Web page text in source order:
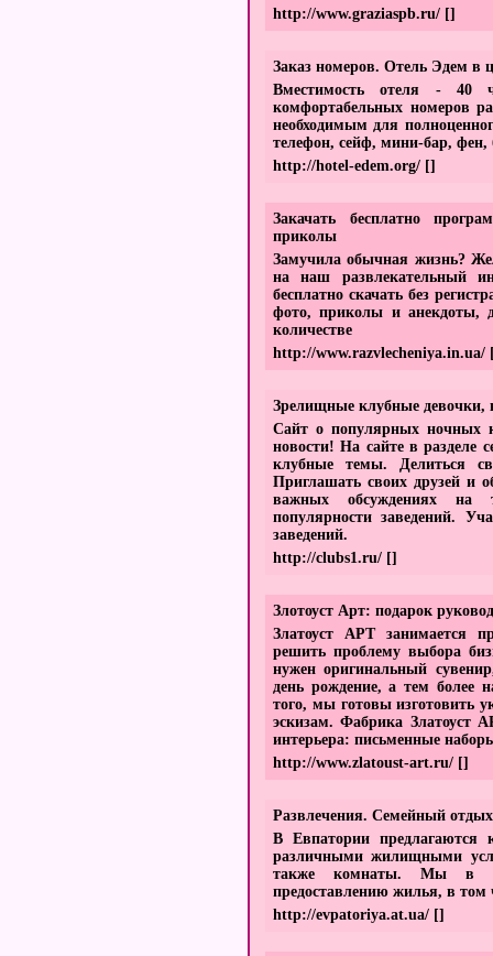
http://www.graziaspb.ru/ []
Заказ номеров. Отель Эдем в
Вместимость отеля - 40
комфортабельных номеров
необходимым для
телефон, сейф, мини-бар,
http://hotel-edem.org/ []
Закачать бесплатно
приколы
Замучила обычная жизнь?
на наш развлекательный
бесплатно скачать без
фото, приколы и анекдоты,
количестве
http://www.razvlecheniya.in.ua/
Зрелищные клубные девочки,
Сайт о популярных ночных
новости! На сайте в разделе
клубные темы. Делиться
Приглашать своих друзей и
важных обсуждениях на
популярности заведений.
заведений.
http://clubs1.ru/ []
Злотоуст Арт: подарок
Златоуст АРТ занимается
решить проблему выбора
нужен оригинальный
день рождение, а тем более
того, мы готовы изготовить
эскизам. Фабрика Златоуст
интерьера: письменные
http://www.zlatoust-art.ru/ []
Развлечения. Семейный
В Евпатории предлагаются
различными жилищными
также комнаты. Мы в
предоставлению жилья, в том
http://evpatoriya.at.ua/ []